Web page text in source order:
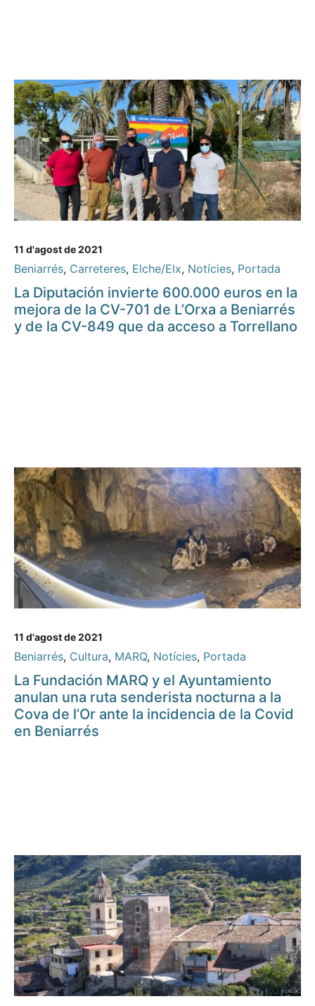
11 d'agost de 2021
Beniarrés, Carreteres, Elche/Elx, Notícies, Portada
La Diputación invierte 600.000 euros en la
mejora de la CV-701 de L’Orxa a Beniarrés
y de la CV-849 que da acceso a Torrellano
11 d'agost de 2021
Beniarrés, Cultura, MARQ, Notícies, Portada
La Fundación MARQ y el Ayuntamiento
anulan una ruta senderista nocturna a la
Cova de l’Or ante la incidencia de la Covid
en Beniarrés